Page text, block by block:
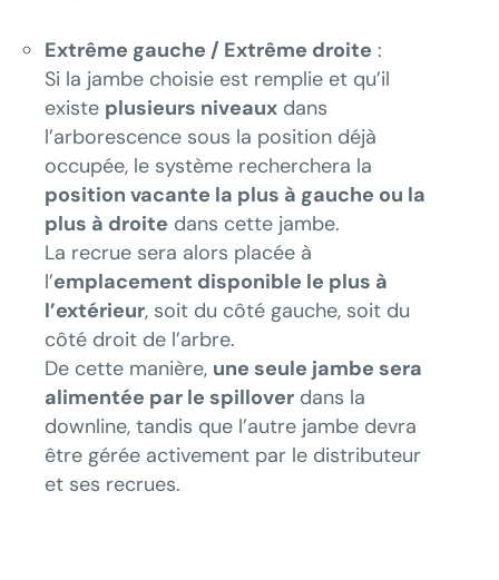
Extrême gauche / Extrême droite :
Si la jambe choisie est remplie et qu’il
existe plusieurs niveaux dans
l’arborescence sous la position déjà
occupée, le système recherchera la
position vacante la plus à gauche ou la
plus à droite dans cette jambe.
La recrue sera alors placée à
l’emplacement disponible le plus à
l’extérieur, soit du côté gauche, soit du
côté droit de l’arbre.
De cette manière, une seule jambe sera
alimentée par le spillover dans la
downline, tandis que l’autre jambe devra
être gérée activement par le distributeur
et ses recrues.